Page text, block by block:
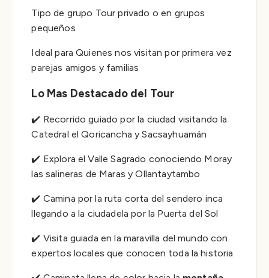
Tipo de grupo Tour privado o en grupos
pequeños
Ideal para Quienes nos visitan por primera vez
parejas amigos y familias
Lo Mas Destacado del Tour
✔️ Recorrido guiado por la ciudad visitando la
Catedral el Qoricancha y Sacsayhuamán
✔️ Explora el Valle Sagrado conociendo Moray
las salineras de Maras y Ollantaytambo
✔️ Camina por la ruta corta del sendero inca
llegando a la ciudadela por la Puerta del Sol
✔️ Visita guiada en la maravilla del mundo con
expertos locales que conocen toda la historia